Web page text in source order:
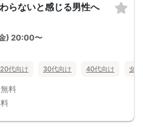
らないと感じる男性へ
) 20:00〜
20代向け 30代向け 40代向け 女
無料